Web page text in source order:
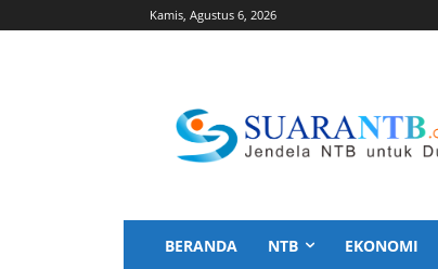
Kamis, Agustus 6, 2026
BERANDA NTB EKONOMI